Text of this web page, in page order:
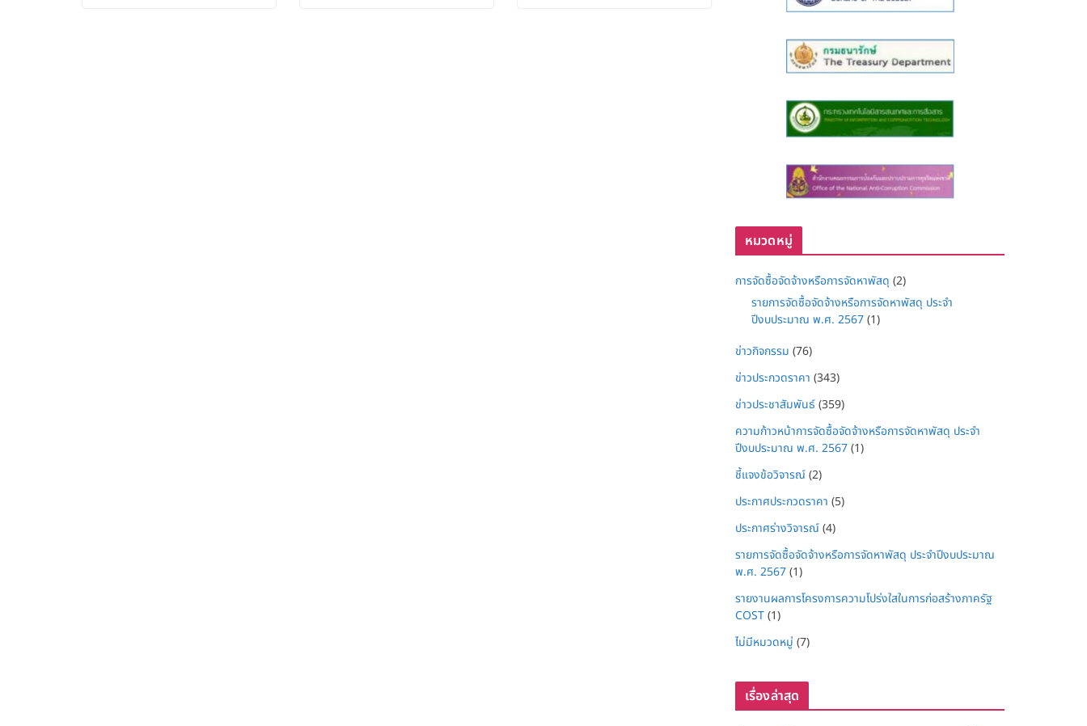
หมวดหมู่
การจัดซื้อจัดจ้างหรือการจัดหาพัสดุ (2)
รายการจัดซื้อจัดจ้างหรือการจัดหาพัสดุ ประจำ
ปีงบประมาณ พ.ศ. 2567(1)
ข่าวกิจกรรม (76)
ข่าวประกวดราคา (343)
ข่าวประชาสัมพันธ์(359)
ความก้าวหน้าการจัดซื้อจัดจ้างหรือการจัดหาพัสดุ ประจำ
ปีงบประมาณ พ.ศ. 2567(1)
ชี้แจงข้อวิจารณ์(2)
ประกาศประกวดราคา (5)
ประกาศร่างวิจารณ์(4)
รายการจัดซื้อจัดจ้างหรือการจัดหาพัสดุ ประจำปีงบประมาณ
พ.ศ. 2567(1)
รายงานผลการโครงการความโปร่งใสในการก่อสร้างภาครัฐ
COST(1)
ไม่มีหมวดหมู่ (7)
เรื่องล่าสุด